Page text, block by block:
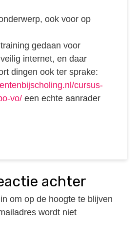
ook voor op
gedaan voor
internet, en daar
dingen ook ter sprake:
cursus-
vo/een echte aanrader
achter
om op de hoogte te blijven
wordt niet